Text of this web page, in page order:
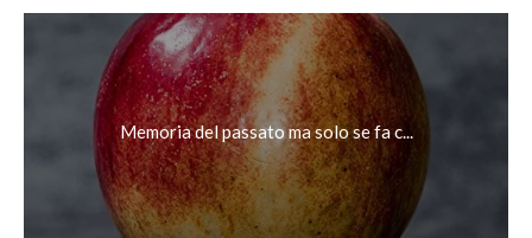
Memoria del passato ma solo se fa c...